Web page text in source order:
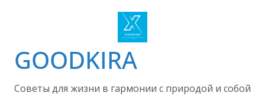
GOODKIRA
Cоветы для жизни в гармонии с природой и собой